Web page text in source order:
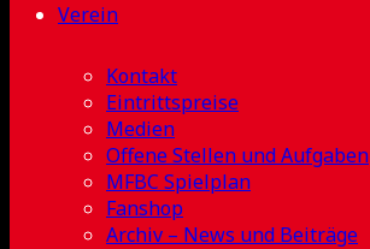
Verein
Kontakt
Eintrittspreise
Medien
Offene Stellen und Aufgaben
MFBC Spielplan
Fanshop
Archiv – News und Beiträge